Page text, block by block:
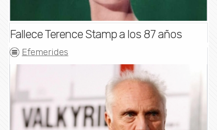
Fallece Terence Stamp a los 87 años
Efemerides